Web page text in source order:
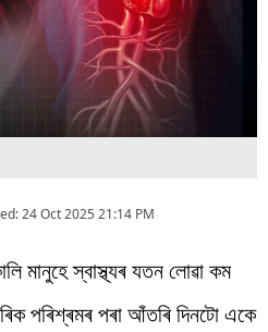
24 Oct 2025 21:14 PM
মানুহে স্বাস্থ্যৰ যতন লোৱা কম
পৰিশ্ৰমৰ পৰা আঁতৰি দিনটো একে